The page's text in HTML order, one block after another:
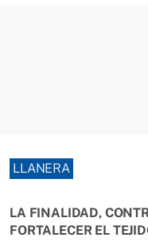
LLANERA
LA FINALIDAD,
FORTALECER EL